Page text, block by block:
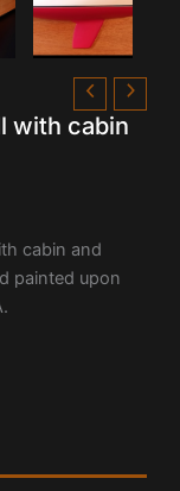
with cabin
cabin and
painted upon